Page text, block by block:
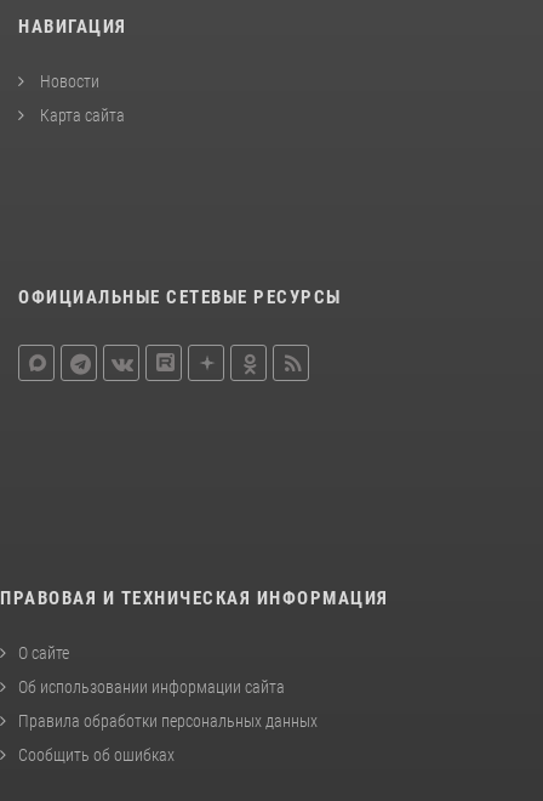
НАВИГАЦИЯ
Новости
Карта сайта
ОФИЦИАЛЬНЫЕ СЕТЕВЫЕ РЕСУРСЫ
ПРАВОВАЯ И ТЕХНИЧЕСКАЯ ИНФОРМАЦИЯ
О сайте
Об использовании информации сайта
Правила обработки персональных данных
Сообщить об ошибках